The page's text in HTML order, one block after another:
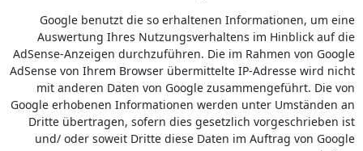
Google benutzt die so erhaltenen Informationen, um eine
Auswertung Ihres Nutzungsverhaltens im Hinblick auf die
AdSense-Anzeigen durchzuführen. Die im Rahmen von Google
AdSense von Ihrem Browser übermittelte IP-Adresse wird nicht
mit anderen Daten von Google zusammengeführt. Die von
Google erhobenen Informationen werden unter Umständen an
Dritte übertragen, sofern dies gesetzlich vorgeschrieben ist
und/ oder soweit Dritte diese Daten im Auftrag von Google